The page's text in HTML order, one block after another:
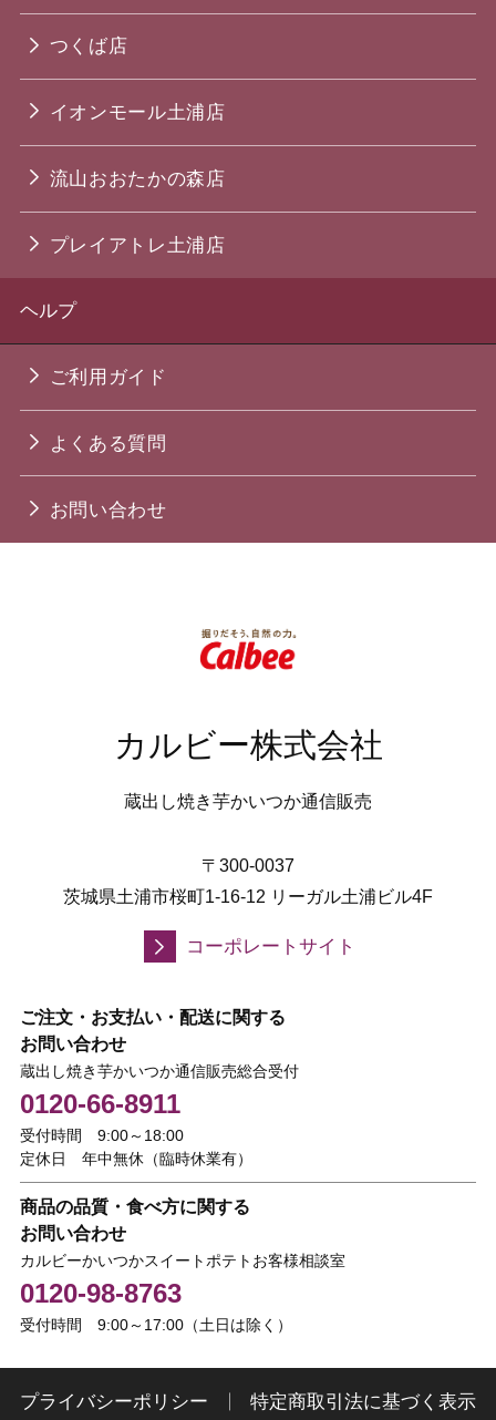
つくば店
イオンモール土浦店
流山おおたかの森店
プレイアトレ土浦店
ヘルプ
ご利用ガイド
よくある質問
お問い合わせ
カルビー株式会社
蔵出し焼き芋かいつか通信販売
〒300-0037
茨城県土浦市桜町1-16-12 リーガル土浦ビル4F
コーポレートサイト
ご注文・お支払い・配送に関する
お問い合わせ
蔵出し焼き芋かいつか通信販売総合受付
0120-66-8911
受付時間 9:00～18:00
定休日 年中無休（臨時休業有）
商品の品質・食べ方に関する
お問い合わせ
カルビーかいつかスイートポテトお客様相談室
0120-98-8763
受付時間 9:00～17:00（土日は除く）
プライバシーポリシー
特定商取引法に基づく表示